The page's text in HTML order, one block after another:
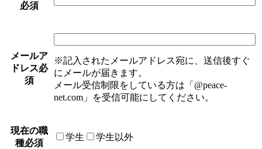
必須
メールア
ドレス必
須
※記入されたメールアドレス宛に、送信後すぐ
にメールが届きます。
メール受信制限をしている方は「@peace-
net.com」を受信可能にしてください。
現在の職
種必須
学生 学生以外